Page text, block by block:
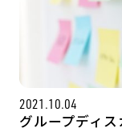
2021.10.04
グループディ